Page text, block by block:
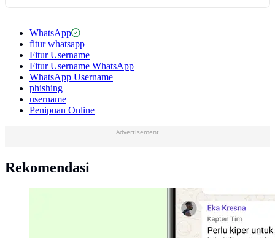
WhatsApp
fitur whatsapp
Fitur Username
Fitur Username WhatsApp
WhatsApp Username
phishing
username
Penipuan Online
Advertisement
Rekomendasi